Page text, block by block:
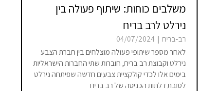
משלבים כוחות: שיתוף פעולה בין
נירלט לרב בריח
רב-בריח |
04/07/2024
לאחר מספר שיתופי פעולה מוצלחים בין חברת הצבע
נירלט וקבוצת רב בריח, חוברות שתי החברות הישראליות
בימים אלו לכדי קולקציית צבעים חדשה שפיתחה נירלט
לטובת דלתות הכניסה של רב בריח